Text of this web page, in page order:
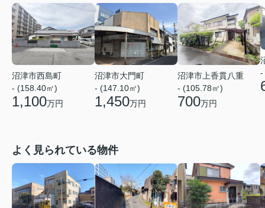
沼津市西島町
- (158.40㎡)
1,100万円
沼津市大門町
- (147.10㎡)
1,450万円
沼津市上香貫八重
- (105.78㎡)
700万円
-
よく見られている物件